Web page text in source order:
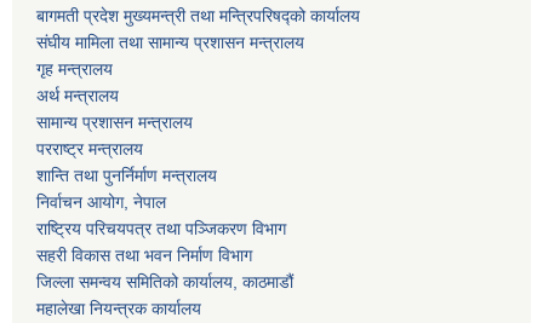
बागमती प्रदेश मुख्यमन्त्री तथा मन्त्रिपरिषद्को कार्यालय
संघीय मामिला तथा सामान्य प्रशासन मन्त्रालय
गृह मन्त्रालय
अर्थ मन्त्रालय
सामान्य प्रशासन मन्त्रालय
परराष्ट्र मन्त्रालय
शान्ति तथा पुनर्निर्माण मन्त्रालय
निर्वाचन आयोग, नेपाल
राष्ट्रिय परिचयपत्र तथा पञ्जिकरण विभाग
सहरी विकास तथा भवन निर्माण विभाग
जिल्ला समन्वय समितिको कार्यालय, काठमाडौं
महालेखा नियन्त्रक कार्यालय